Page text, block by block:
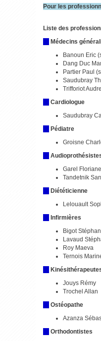
Pour les
Liste des
Médecins
Banoun Eric
Dang Duc
Partier Paul
Saudubray
Trifforiot
Cardiologue
Saudubray
Pédiatre
Groisne
Garel Floriane
Tandetnik
Diététicienne
Lelouault
Infirmières
Bigot
Lavaud
Roy Maeva
Ternois
Jouys Rémy
Trochel Allan
Ostéopathe
Azanza
Orthodontistes